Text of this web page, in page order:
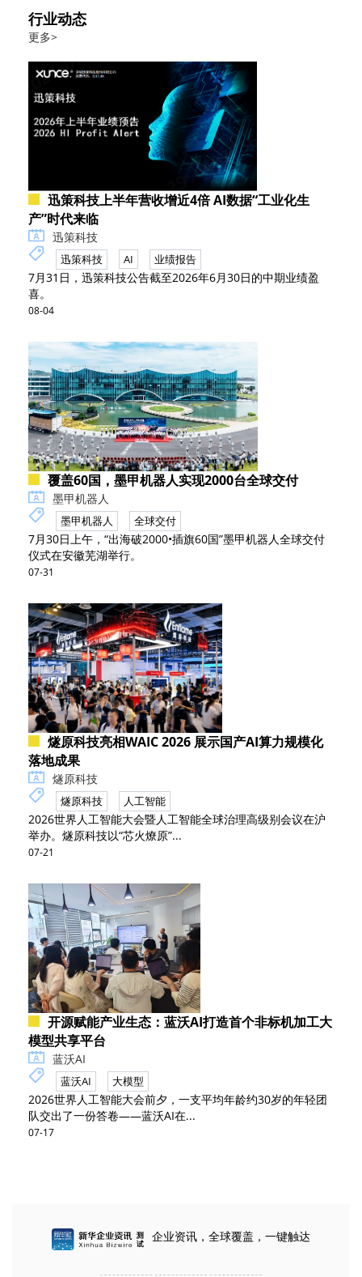
行业动态
更多>
迅策科技上半年营收增近4倍 AI数据“工业化生
产”时代来临
迅策科技
迅策科技 AI 业绩报告
7月31日，迅策科技公告截至2026年6月30日的中期业绩盈
喜。
08-04
覆盖60国，墨甲机器人实现2000台全球交付
墨甲机器人
墨甲机器人 全球交付
7月30日上午，“出海破2000•插旗60国”墨甲机器人全球交付
仪式在安徽芜湖举行。
07-31
燧原科技亮相WAIC 2026 展示国产AI算力规模化
落地成果
燧原科技
燧原科技 人工智能
2026世界人工智能大会暨人工智能全球治理高级别会议在沪
举办。燧原科技以“芯火燎原”...
07-21
开源赋能产业生态：蓝沃AI打造首个非标机加工大
模型共享平台
蓝沃AI
蓝沃AI 大模型
2026世界人工智能大会前夕，一支平均年龄约30岁的年轻团
队交出了一份答卷——蓝沃AI在...
07-17
企业资讯，全球覆盖，一键触达